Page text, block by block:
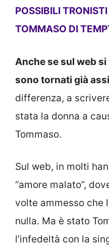
POSSIBILI
TOMMASO DI
Anche se sul web
sono tornati già
differenza, a
stata la donna a
Tommaso.
Sul web, in molti
“amore malato”,
volte ammesso che
nulla. Ma è stato
l’infedeltà con la